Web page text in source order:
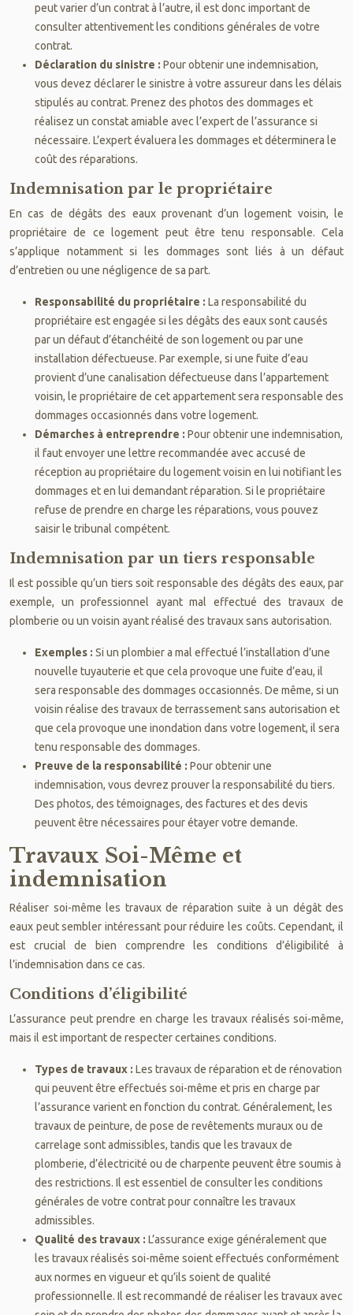
peut varier d’un contrat à l’autre, il est donc important de
consulter attentivement les conditions générales de votre
contrat.
Déclaration du sinistre : Pour obtenir une indemnisation,
vous devez déclarer le sinistre à votre assureur dans les délais
stipulés au contrat. Prenez des photos des dommages et
réalisez un constat amiable avec l’expert de l’assurance si
nécessaire. L’expert évaluera les dommages et déterminera le
coût des réparations.
Indemnisation par le propriétaire
En cas de dégâts des eaux provenant d’un logement voisin, le
propriétaire de ce logement peut être tenu responsable. Cela
s’applique notamment si les dommages sont liés à un défaut
d’entretien ou une négligence de sa part.
Responsabilité du propriétaire : La responsabilité du
propriétaire est engagée si les dégâts des eaux sont causés
par un défaut d’étanchéité de son logement ou par une
installation défectueuse. Par exemple, si une fuite d’eau
provient d’une canalisation défectueuse dans l’appartement
voisin, le propriétaire de cet appartement sera responsable des
dommages occasionnés dans votre logement.
Démarches à entreprendre : Pour obtenir une indemnisation,
il faut envoyer une lettre recommandée avec accusé de
réception au propriétaire du logement voisin en lui notifiant les
dommages et en lui demandant réparation. Si le propriétaire
refuse de prendre en charge les réparations, vous pouvez
saisir le tribunal compétent.
Indemnisation par un tiers responsable
Il est possible qu’un tiers soit responsable des dégâts des eaux, par
exemple, un professionnel ayant mal effectué des travaux de
plomberie ou un voisin ayant réalisé des travaux sans autorisation.
Exemples : Si un plombier a mal effectué l’installation d’une
nouvelle tuyauterie et que cela provoque une fuite d’eau, il
sera responsable des dommages occasionnés. De même, si un
voisin réalise des travaux de terrassement sans autorisation et
que cela provoque une inondation dans votre logement, il sera
tenu responsable des dommages.
Preuve de la responsabilité : Pour obtenir une
indemnisation, vous devrez prouver la responsabilité du tiers.
Des photos, des témoignages, des factures et des devis
peuvent être nécessaires pour étayer votre demande.
Travaux Soi-Même et
indemnisation
Réaliser soi-même les travaux de réparation suite à un dégât des
eaux peut sembler intéressant pour réduire les coûts. Cependant, il
est crucial de bien comprendre les conditions d’éligibilité à
l’indemnisation dans ce cas.
Conditions d’éligibilité
L’assurance peut prendre en charge les travaux réalisés soi-même,
mais il est important de respecter certaines conditions.
Types de travaux : Les travaux de réparation et de rénovation
qui peuvent être effectués soi-même et pris en charge par
l’assurance varient en fonction du contrat. Généralement, les
travaux de peinture, de pose de revêtements muraux ou de
carrelage sont admissibles, tandis que les travaux de
plomberie, d’électricité ou de charpente peuvent être soumis à
des restrictions. Il est essentiel de consulter les conditions
générales de votre contrat pour connaître les travaux
admissibles.
Qualité des travaux : L’assurance exige généralement que
les travaux réalisés soi-même soient effectués conformément
aux normes en vigueur et qu’ils soient de qualité
professionnelle. Il est recommandé de réaliser les travaux avec